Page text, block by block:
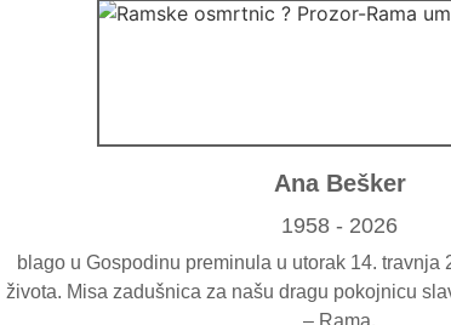
Ana Bešker
1958 - 2026
blago u Gospodinu preminula u utorak 14. travnja
života. Misa zadušnica za našu dragu pokojnicu